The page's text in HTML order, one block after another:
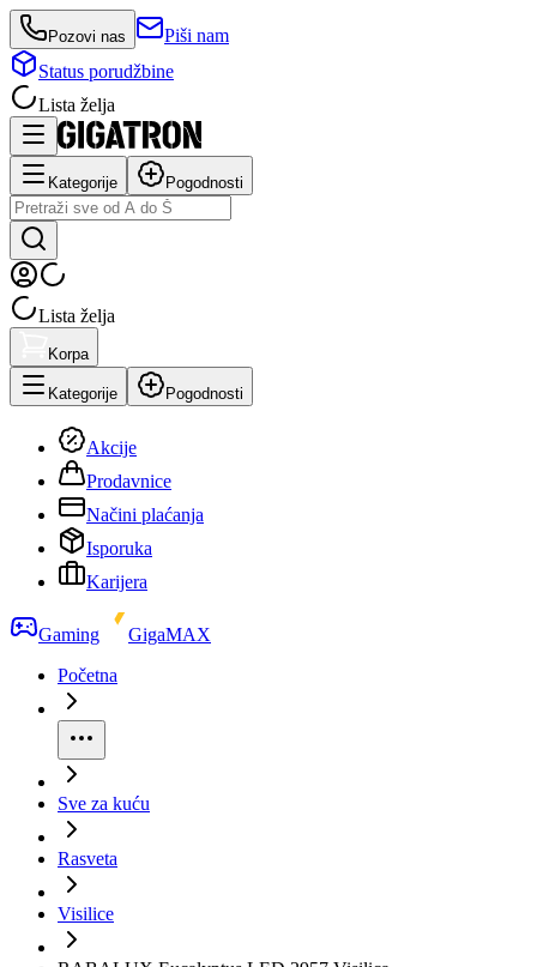
Pozovi nas
Piši nam
Status porudžbine
Lista želja
Kategorije Pogodnosti
Lista želja
Korpa
Kategorije Pogodnosti
Akcije
Prodavnice
Načini plaćanja
Isporuka
Karijera
Gaming
GigaMAX
Početna
Sve za kuću
Rasveta
Visilice